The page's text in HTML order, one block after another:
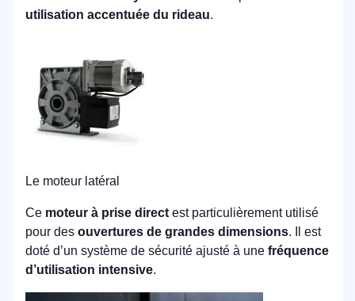
utilisation accentuée du rideau.
Le moteur latéral
Ce moteur à prise direct est particulièrement utilisé
pour des ouvertures de grandes dimensions. Il est
doté d’un système de sécurité ajusté à une fréquence
d’utilisation intensive.